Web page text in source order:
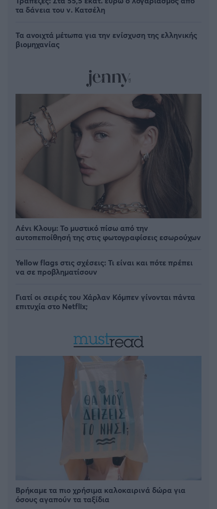
τα δάνεια του ν. Κατσέλη
Τα ανοιχτά μέτωπα για την ενίσχυση της ελληνικής
βιομηχανίας
Λένι Κλουμ: Το μυστικό πίσω από την
αυτοπεποίθησή της στις φωτογραφίσεις εσωρούχων
Yellow flags στις σχέσεις: Τι είναι και πότε πρέπει
να σε προβληματίσουν
Γιατί οι σειρές του Χάρλαν Κόμπεν γίνονται πάντα
επιτυχία στο Netflix;
Βρήκαμε τα πιο χρήσιμα καλοκαιρινά δώρα για
όσους αγαπούν τα ταξίδια